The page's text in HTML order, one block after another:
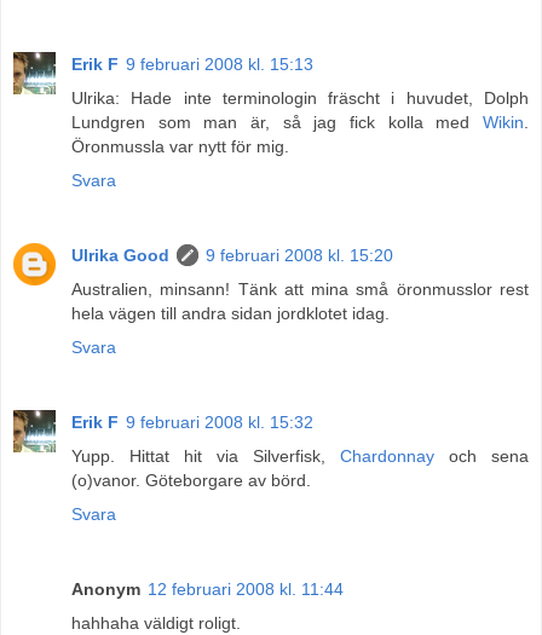
Erik F 9 februari 2008 kl. 15:13
Ulrika: Hade inte terminologin fräscht i huvudet, Dolph
Lundgren som man är, så jag fick kolla med Wikin
Öronmussla var nytt för mig.
Svara
Ulrika Good
9 februari 2008 kl. 15:20
Australien, minsann! Tänk att mina små öronmusslor rest
hela vägen till andra sidan jordklotet idag.
Svara
Erik F 9 februari 2008 kl. 15:32
Yupp. Hittat hit via Silverfisk, Chardonnay och sena
(o)vanor. Göteborgare av börd.
Svara
Anonym 12 februari 2008 kl. 11:44
hahhaha väldigt roligt.